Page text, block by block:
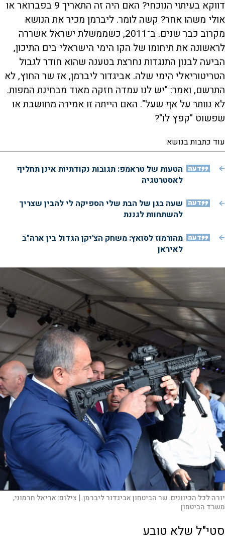
דווקא בעיתוי הנוכחי? האם היה זה התאריך 9 בפברואר או
אולי משהו אחר? קשה לומר. ליברמן מכיר את הנושא
מקרוב כבר שנים. ב־2011, כשממשלת ישראל אשררה
לראשונה את תיחומו של הקו הימי הישראלי בים התיכון,
הביעה לבנון התנגדות נחרצת בטענה שהוא חודר לגבול
הטריטוריאלי הימי שלה. אביגדור ליברמן, אז שר החוץ, לא
התרשם, ואמר: "יש לנו עמדה חזקה מאוד מבחינת המפות.
לא נוותר על אף שעל". האם הייתה זו אמירה מחושבת או
שפשוט "קפץ לו"?
עוד כתבות בנושא
דעה הטעות של טראמפ: תגובות נקודתיות אינן תחליף
לאסטרטגיה
דעה שעה בגן של הבת שלי הספיקה לי להבין שצריך
להשתחוות לגננת
דעה מהורמוז לסואץ: משחק הצ'יקן הגדול בין ארה"ב
לאיראן
יורה לכל הכיוונים. שר הביטחון אביגדור ליברמן. | צילום:אריאל חרמוני,
משרד הביטחון
סטי"ל שלא טובע